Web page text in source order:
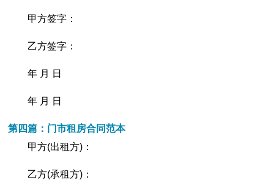
甲方签字：
乙方签字：
年 月 日
年 月 日
第四篇：门市租房合同范本
甲方(出租方)：
乙方(承租方)：